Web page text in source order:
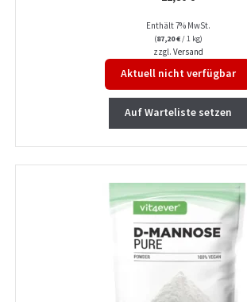
Enthält 7% MwSt.
(87,20€/ 1 kg)
zzgl. Versand
Aktuell nicht verfügbar
Auf Warteliste setzen